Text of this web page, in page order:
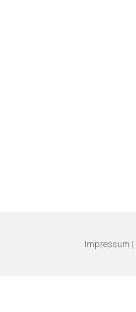
Impressum |